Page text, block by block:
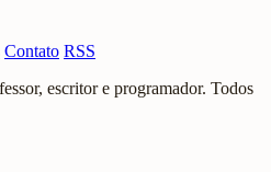
Contato RSS
escritor e programador. Todos